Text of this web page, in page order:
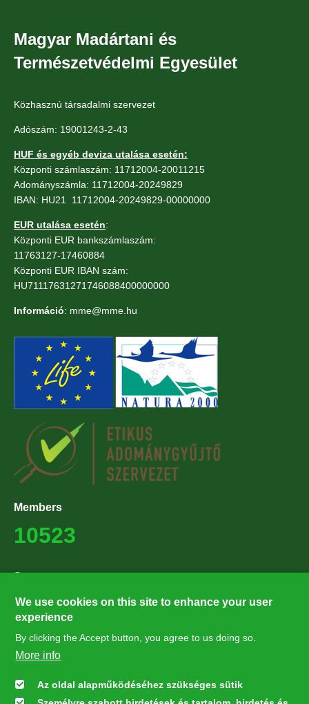
Magyar Madártani és
Természetvédelmi Egyesület
Közhasznú társadalmi szervezet
Adószám: 19001243-2-43
HUF és egyéb deviza utalása esetén:
Központi számlaszám: 11712004-20011215
Adományszámla: 11712004-20249829
IBAN: HU21 11712004-20249829-00000000
EUR utalása esetén:
Központi EUR bankszámlaszám:
11763127-17460884
Központi EUR IBAN szám:
HU71117631271746088400000000
Információ: mme@mme.hu
Members
10523
Supporters
27224
Hírlevél feliratkozás
We use cookies on this site to enhance your user
experience
By clicking the Accept button, you agree to us doing so.
More info
Az oldal alapműködéséhez szükséges sütik